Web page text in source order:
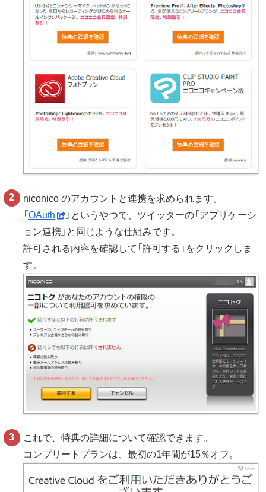
niconico のアカウントと連携を求められます。
「OAuth
」というやつで、ツイッターの「アプリケーシ
ョン連携」と同じような仕組みです。
許可される内容を確認して「許可する」をクリックしま
す。
これで、特典の詳細について確認できます。
コンプリートプランは、最初の1年間が15％オフ。